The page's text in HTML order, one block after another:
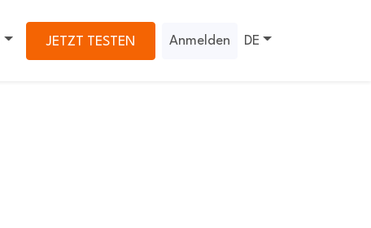
JETZT TESTEN Anmelden DE